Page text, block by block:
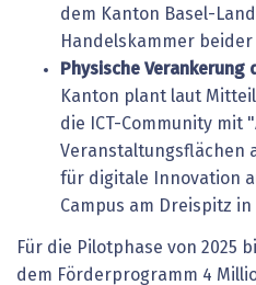
dem Kanton Basel-
Handelskammer
Physische Verankerung
Kanton plant laut
die ICT-Community mit
Veranstaltungsflächen
für digitale Innovation
Campus am Dreispitz in
Für die Pilotphase von 2025
dem Förderprogramm 4